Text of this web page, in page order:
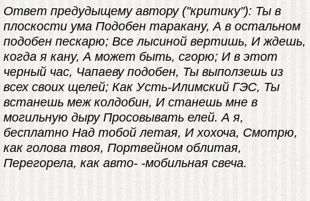
Ответ предудыщему автору ("критику"): Ты в
плоскости ума Подобен таракану, А в остальном
подобен пескарю; Все лысиной вертишь, И ждешь,
когда я кану, А может быть, сгорю; И в этот
черный час, Чапаеву подобен, Ты выползешь из
всех своих щелей; Как Усть-Илимский ГЭС, Ты
встанешь меж колдобин, И станешь мне в
могильную дыру Просовывать елей. А я,
бесплатно Над тобой летая, И хохоча, Смотрю,
как голова твоя, Портвейном облитая,
Перегорела, как авто- -мобильная свеча.